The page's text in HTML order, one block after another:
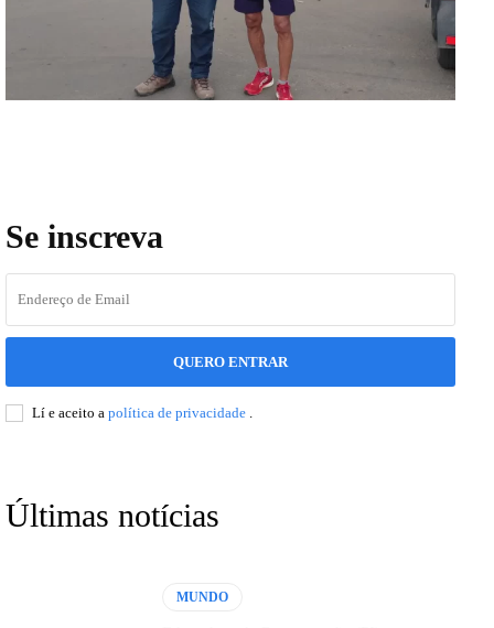
Se inscreva
QUERO ENTRAR
Lí e aceito a política de privacidade
Últimas notícias
MUNDO